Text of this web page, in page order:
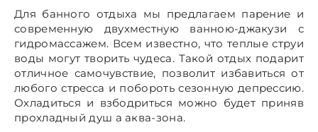
Для банного отдыха мы предлагаем парение и
современную двухместную ванною-джакузи с
гидромассажем. Всем известно, что теплые струи
воды могут творить чудеса. Такой отдых подарит
отличное самочувствие, позволит избавиться от
любого стресса и побороть сезонную депрессию.
Охладиться и взбодриться можно будет приняв
прохладный душ а аква-зона.